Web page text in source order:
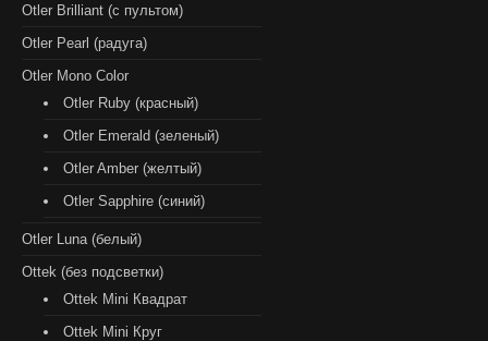
Otler Brilliant (с пультом)
Otler Pearl (радуга)
Otler Mono Color
Otler Ruby (красный)
Otler Emerald (зеленый)
Otler Amber (желтый)
Otler Sapphire (синий)
Otler Luna (белый)
Ottek (без подсветки)
Ottek Mini Квадрат
Ottek Mini Круг